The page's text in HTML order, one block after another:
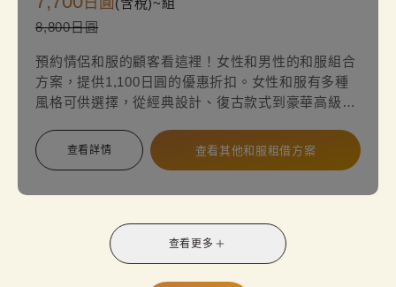
(含稅)~組
8,800日圓
預約情侶和服的顧客看這裡！女性和男性的和服組合
方案，提供1,100日圓的優惠折扣。女性和服有多種
風格可供選擇，從經典設計、復古款式到豪華高級和
別裝扮，讓您的約會或旅行更加浪漫而華麗！
查看詳情 查看其他和服租借方案
查看更多